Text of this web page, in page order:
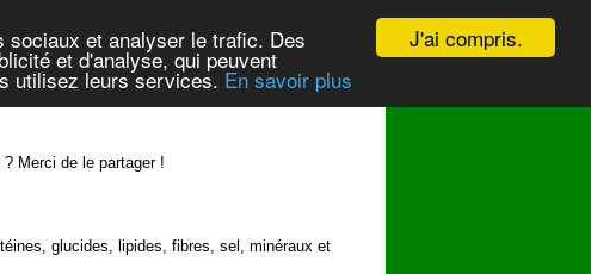
J'ai compris.
sociaux et analyser le trafic. Des
et d'analyse, qui peuvent
utilisez leurs services. En savoir plus
Merci de le partager !
glucides, lipides, fibres, sel, minéraux et